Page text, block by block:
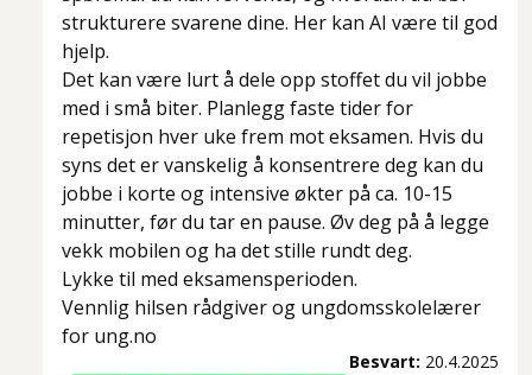
strukturere svarene dine. Her kan AI være til god
hjelp.
Det kan være lurt å dele opp stoffet du vil jobbe
med i små biter. Planlegg faste tider for
repetisjon hver uke frem mot eksamen. Hvis du
syns det er vanskelig å konsentrere deg kan du
jobbe i korte og intensive økter på ca. 10-15
minutter, før du tar en pause. Øv deg på å legge
vekk mobilen og ha det stille rundt deg.
Lykke til med eksamensperioden.
Vennlig hilsen rådgiver og ungdomsskolelærer
for ung.no
Besvart: 20.4.2025